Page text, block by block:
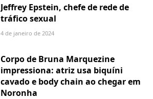
Jeffrey Epstein, chefe de rede de
tráfico sexual
4 de janeiro de 2024
Corpo de Bruna Marquezine
impressiona: atriz usa biquíni
cavado e body chain ao chegar em
Noronha